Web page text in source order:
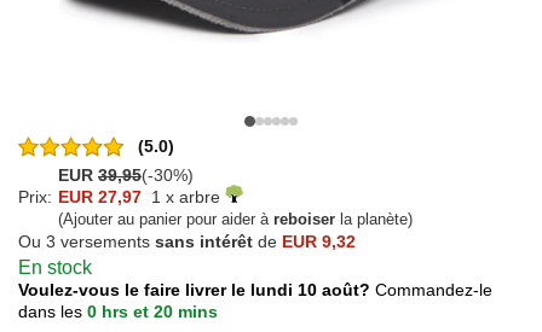
(5.0)
EUR 39,95(-30%)
Prix: EUR 27,97 1 x arbre
(Ajouter au panier pour aider à reboiser la planète)
Ou 3 versements sans intérêt de EUR 9,32
En stock
Voulez-vous le faire livrer le lundi 10 août? Commandez-le
dans les 0 hrs et 20 mins